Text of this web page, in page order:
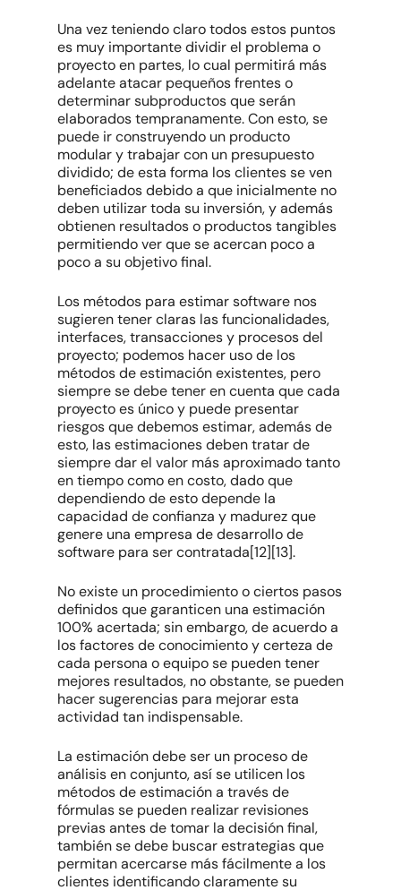
Una vez teniendo claro todos estos puntos
es muy importante dividir el problema o
proyecto en partes, lo cual permitirá más
adelante atacar pequeños frentes o
determinar subproductos que serán
elaborados tempranamente. Con esto, se
puede ir construyendo un producto
modular y trabajar con un presupuesto
dividido; de esta forma los clientes se ven
beneficiados debido a que inicialmente no
deben utilizar toda su inversión, y además
obtienen resultados o productos tangibles
permitiendo ver que se acercan poco a
poco a su objetivo final.
Los métodos para estimar software nos
sugieren tener claras las funcionalidades,
interfaces, transacciones y procesos del
proyecto; podemos hacer uso de los
métodos de estimación existentes, pero
siempre se debe tener en cuenta que cada
proyecto es único y puede presentar
riesgos que debemos estimar, además de
esto, las estimaciones deben tratar de
siempre dar el valor más aproximado tanto
en tiempo como en costo, dado que
dependiendo de esto depende la
capacidad de confianza y madurez que
genere una empresa de desarrollo de
software para ser contratada[12][13].
No existe un procedimiento o ciertos pasos
definidos que garanticen una estimación
100% acertada; sin embargo, de acuerdo a
los factores de conocimiento y certeza de
cada persona o equipo se pueden tener
mejores resultados, no obstante, se pueden
hacer sugerencias para mejorar esta
actividad tan indispensable.
La estimación debe ser un proceso de
análisis en conjunto, así se utilicen los
métodos de estimación a través de
fórmulas se pueden realizar revisiones
previas antes de tomar la decisión final,
también se debe buscar estrategias que
permitan acercarse más fácilmente a los
clientes identificando claramente su